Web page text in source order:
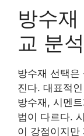
방수
교 분
방수재 선택은
진다. 대표적
방수재, 시멘
법이 다르다.
이 강점이지만